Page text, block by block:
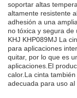
soportar altas
altamente resistente
adhesión a una
no tóxica y segura de
KHJ KHP089MJ La
para aplicaciones
quitar, por lo que es
aplicaciones.El
calor.La cinta
adecuada para uso al